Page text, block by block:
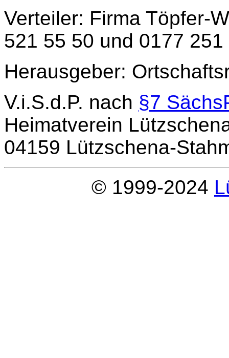
Verteiler: Firma Töpfer-
521 55 50 und 0177 251
Herausgeber:
V.i.S.d.P. nach §7
Heimatverein
04159 Lützschena-
© 1999-2024